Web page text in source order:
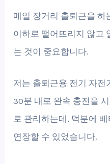
매일 장거리 출퇴근을 하
이하로 떨어뜨리지 않고
는 것이 중요합니다.
저는 출퇴근용 전기 자전
30분 내로 완속 충전을
로 관리하는데, 덕분에
연장할 수 있었습니다.